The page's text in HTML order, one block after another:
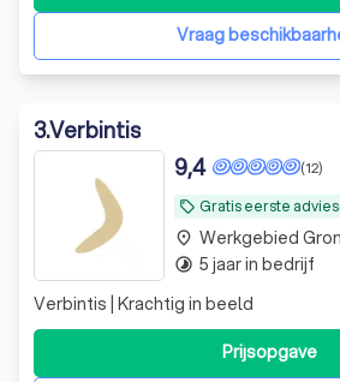
Vraag
3.Verbintis
local_offer Gratis eerste
(12)
9,4
Verbintis | Krachtig in beeld
Prijsopgave
place Werkgebied
timelapse 5 jaar in bedrijf